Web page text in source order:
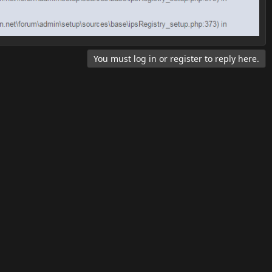
You must log in or register to reply here.